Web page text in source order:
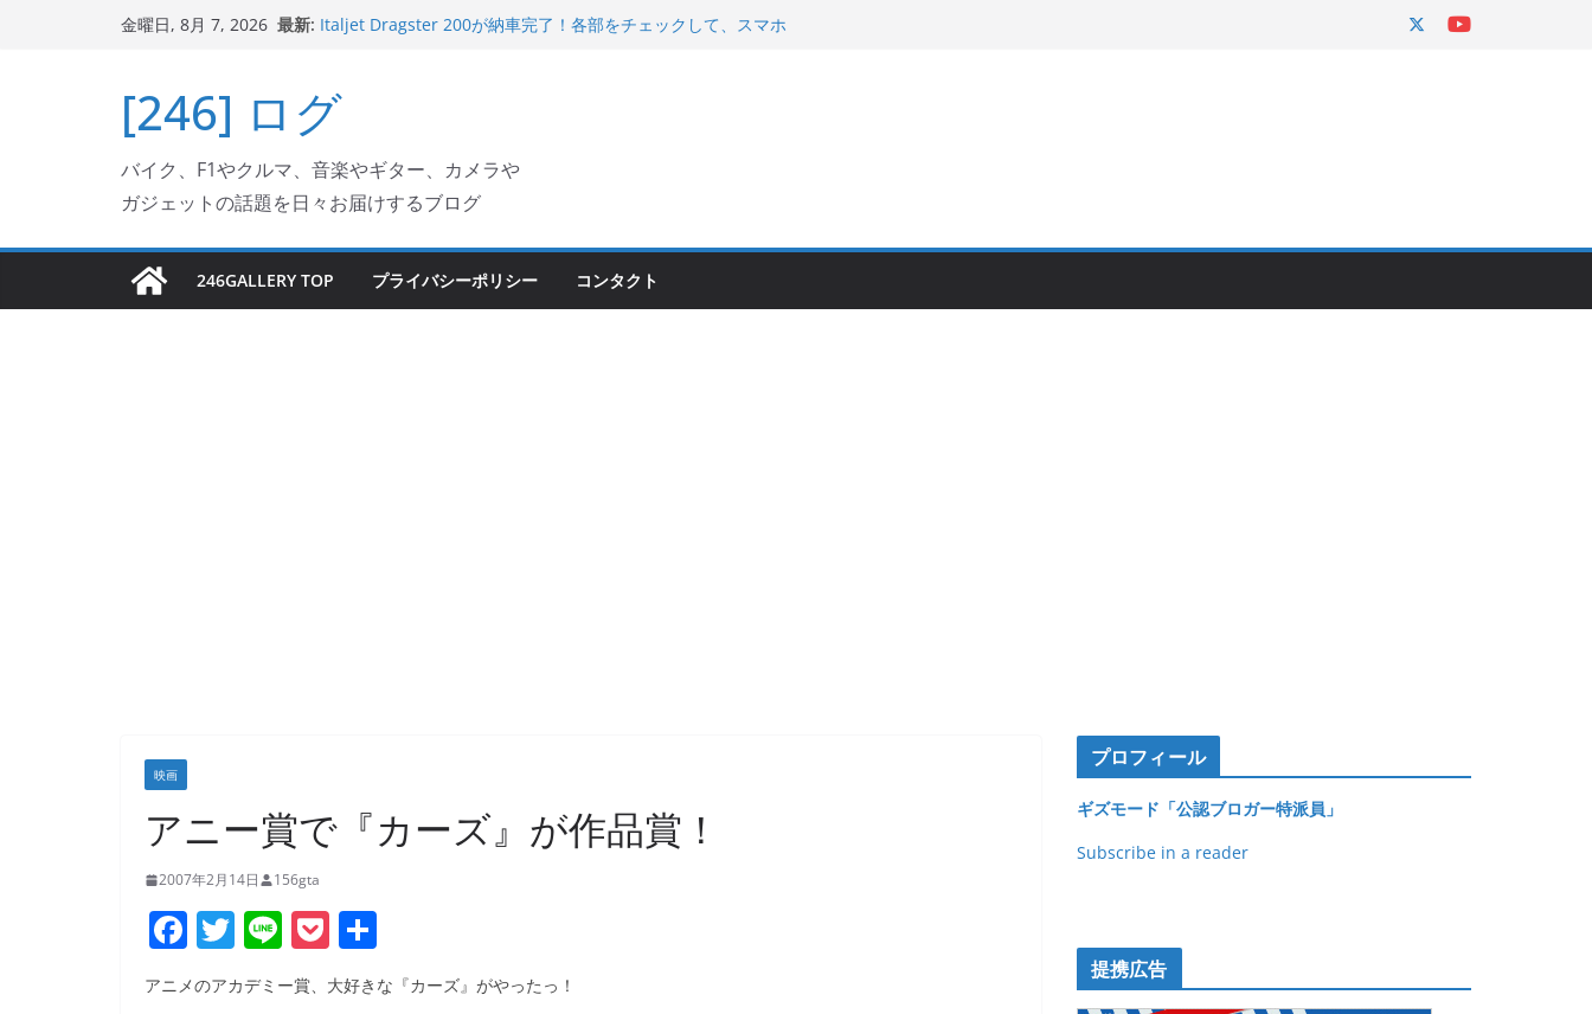
キ
プ
金曜日, 8月 7, 2026 最新: Italjet Dragster 200が納車完了！各部をチェックして、スマホ
Ken Block 逝去
岩手県奥州市へのふるさと納税で KGR HARMONY 南部鉄器エ
Italjet Dragster 200のフロントISSサスの動きが判ったらコーナ
リングが楽しくなった
[246] ログ
バイク、F1やクルマ、音楽やギター、カメラや
ガジェットの話題を日々お届けするブログ
246GALLERY TOP プライバシーポリシー コンタクト
映画
アニー賞で『カーズ』が作品賞！
2007年2月14日 156gta
F
a
T
w
Li
n
P
o 有
アニメのアカデミー賞、大好きな『カーズ』がやったっ！
プロフィール
ギズモード「公認ブロガー特派員」
Subscribe in a reader
提携広告